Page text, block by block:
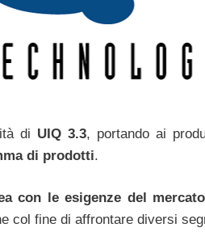
di UIQ 3.3, portando ai
di prodotti.
con le esigenze del mercato
col fine di affrontare diversi